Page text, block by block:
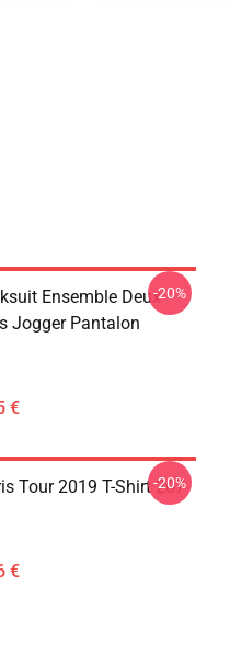
Ensemble Deux
Jogger Pantalon
€
-20%
Tour 2019 T-Shirt 207
€
-20%